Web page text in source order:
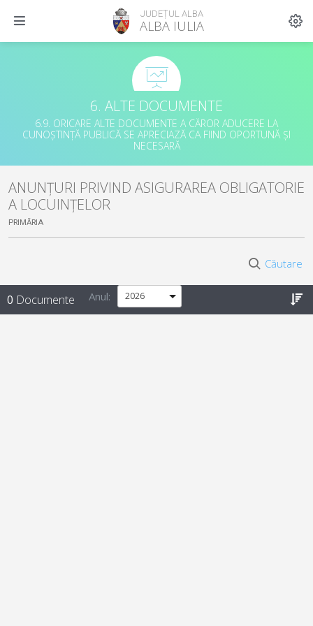
JUDEȚUL ALBA
ALBA IULIA
6. ALTE DOCUMENTE
6.9. ORICARE ALTE DOCUMENTE A CĂROR ADUCERE LA
CUNOȘTINȚĂ PUBLICĂ SE APRECIAZĂ CA FIIND OPORTUNĂ ȘI
NECESARĂ
ANUNȚURI PRIVIND ASIGURAREA OBLIGATORIE
A LOCUINȚELOR
PRIMĂRIA
Căutare
0 Documente Anul: